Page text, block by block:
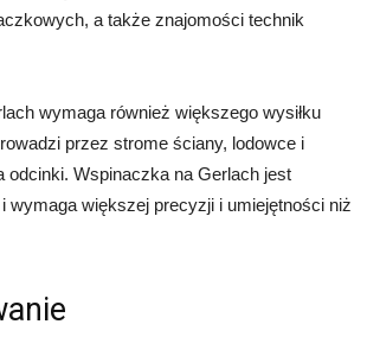
a także znajomości technik
wymaga również większego wysiłku
przez strome ściany, lodowce i
odcinki. Wspinaczka na Gerlach jest
wymaga większej precyzji i umiejętności niż